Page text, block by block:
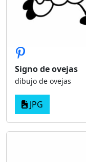
Signo de ovejas
dibujo de ovejas
JPG